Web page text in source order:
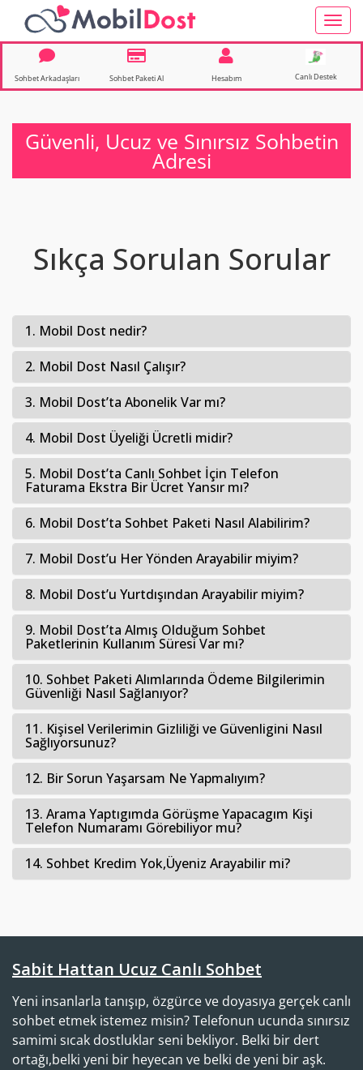
Sohbet Arkadaşları Sohbet Paketi Al Hesabım Canlı Destek
Güvenli, Ucuz ve Sınırsız Sohbetin
Adresi
Sıkça Sorulan Sorular
1. Mobil Dost nedir?
2. Mobil Dost Nasıl Çalışır?
3. Mobil Dost’ta Abonelik Var mı?
4. Mobil Dost Üyeliği Ücretli midir?
5. Mobil Dost’ta Canlı Sohbet İçin Telefon
Faturama Ekstra Bir Ücret Yansır mı?
6. Mobil Dost’ta Sohbet Paketi Nasıl Alabilirim?
7. Mobil Dost’u Her Yönden Arayabilir miyim?
8. Mobil Dost’u Yurtdışından Arayabilir miyim?
9. Mobil Dost’ta Almış Olduğum Sohbet
Paketlerinin Kullanım Süresi Var mı?
10. Sohbet Paketi Alımlarında Ödeme Bilgilerimin
Güvenliği Nasıl Sağlanıyor?
11. Kişisel Verilerimin Gizliliği ve Güvenligini Nasıl
Sağlıyorsunuz?
12. Bir Sorun Yaşarsam Ne Yapmalıyım?
13. Arama Yaptıgımda Görüşme Yapacagım Kişi
Telefon Numaramı Görebiliyor mu?
14. Sohbet Kredim Yok,Üyeniz Arayabilir mi?
Sabit Hattan Ucuz Canlı Sohbet
Yeni insanlarla tanışıp, özgürce ve doyasıya gerçek canlı
sohbet etmek istemez misin? Telefonun ucunda sınırsız
samimi sıcak dostluklar seni bekliyor. Belki bir dert
ortağı,belki yeni bir heyecan ve belki de yeni bir aşk.